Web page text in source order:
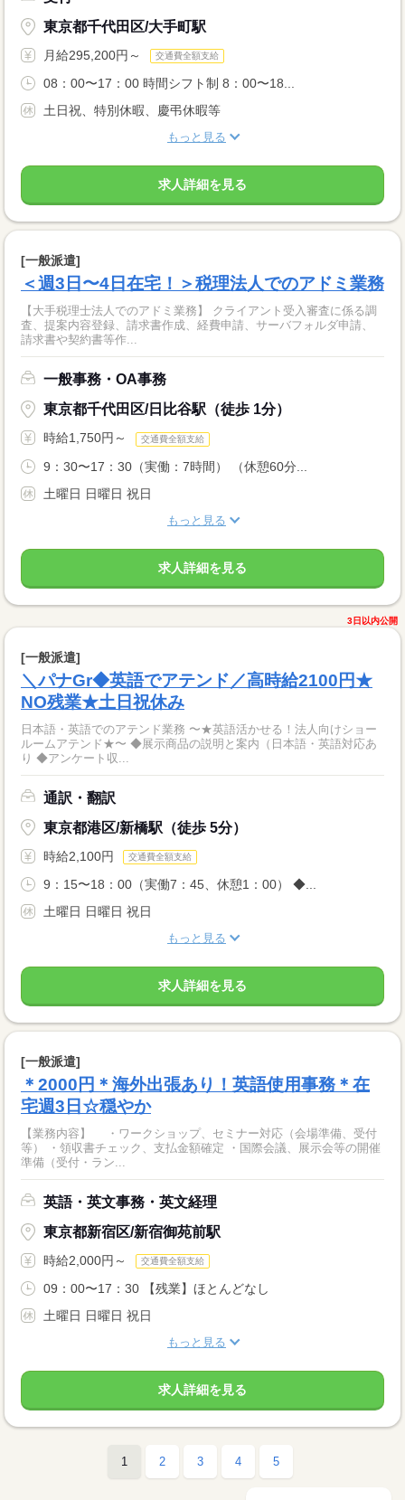
東京都千代田区/大手町駅
月給295,200円～ 交通費全額支給
08：00〜17：00 時間シフト制 8：00〜18...
土日祝、特別休暇、慶弔休暇等
もっと見る
求人詳細を見る
[一般派遣]
＜週3日〜4日在宅！＞税理法人でのアドミ業務
【大手税理士法人でのアドミ業務】 クライアント受入審査に係る調
査、提案内容登録、請求書作成、経費申請、サーバフォルダ申請、
請求書や契約書等作...
一般事務・OA事務
東京都千代田区/日比谷駅（徒歩 1分）
時給1,750円～ 交通費全額支給
9：30〜17：30（実働：7時間） （休憩60分...
土曜日 日曜日 祝日
もっと見る
求人詳細を見る
3日以内公開
[一般派遣]
＼パナGr◆英語でアテンド／高時給2100円★
NO残業★土日祝休み
日本語・英語でのアテンド業務 〜★英語活かせる！法人向けショー
ルームアテンド★〜 ◆展示商品の説明と案内（日本語・英語対応あ
り ◆アンケート収...
通訳・翻訳
東京都港区/新橋駅（徒歩 5分）
時給2,100円 交通費全額支給
9：15〜18：00（実働7：45、休憩1：00） ◆...
土曜日 日曜日 祝日
もっと見る
求人詳細を見る
[一般派遣]
＊2000円＊海外出張あり！英語使用事務＊在
宅週3日☆穏やか
【業務内容】 ・ワークショップ、セミナー対応（会場準備、受付
等） ・領収書チェック、支払金額確定 ・国際会議、展示会等の開催
準備（受付・ラン...
英語・英文事務・英文経理
東京都新宿区/新宿御苑前駅
時給2,000円～ 交通費全額支給
09：00〜17：30 【残業】ほとんどなし
土曜日 日曜日 祝日
もっと見る
求人詳細を見る
1 2 3 4 5